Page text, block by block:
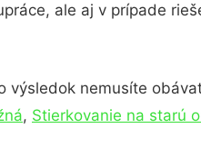
ale aj v prípade
výsledok nemusíte
, Stierkovanie na starú